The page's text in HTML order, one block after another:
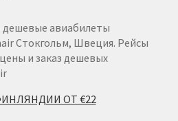
дешевые авиабилеты
Стокгольм, Швеция. Рейсы
и заказ дешевых
ОТ €22